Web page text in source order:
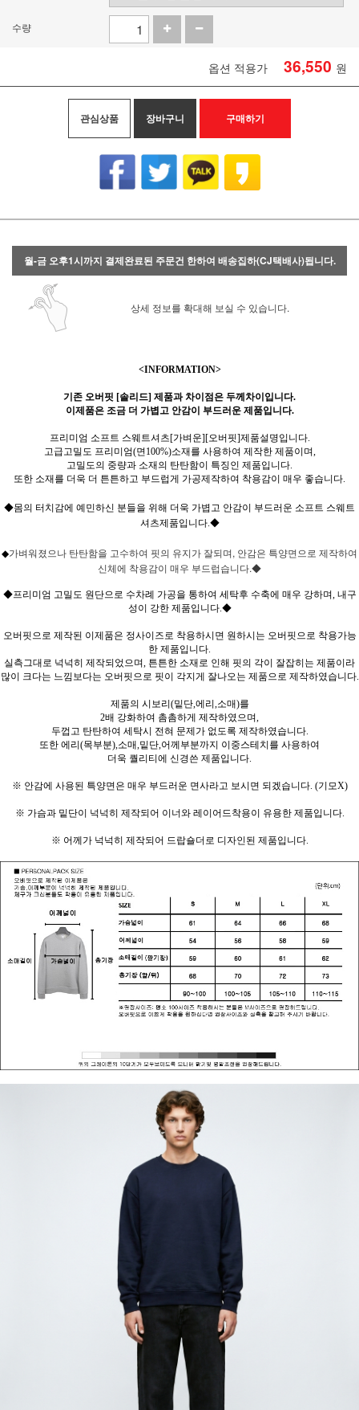
수량
옵션 적용가 36,550 원
관심상품 장바구니 구매하기
월-금 오후1시까지 결제완료된 주문건 한하여 배송집하(CJ택배사)됩니다.
상세 정보를 확대해 보실 수 있습니다.
<INFORMATION>
기존 오버핏 [솔리드] 제품과 차이점은 두께차이입니다.
이제품은 조금 더 가볍고 안감이 부드러운 제품입니다.
프리미엄 소프트 스웨트셔츠[가벼운][오버핏]제품설명입니다.
고급고밀도 프리미엄(면100%)소재를 사용하여 제작한 제품이며,
고밀도의 중량과 소재의 탄탄함이 특징인 제품입니다.
또한 소재를 더욱 더 튼튼하고 부드럽게 가공제작하여 착용감이 매우 좋습니다.
◆몸의 터치감에 예민하신 분들을 위해 더욱 가볍고 안감이 부드러운 소프트 스웨트
셔츠제품입니다.◆
◆가벼워졌으나 탄탄함을 고수하여 핏의 유지가 잘되며, 안감은 특양면으로 제작하여
신체에 착용감이 매우 부드럽습니다.◆
◆프리미엄 고밀도 원단으로 수차례 가공을 통하여 세탁후 수축에 매우 강하며, 내구
성이 강한 제품입니다.◆
오버핏으로 제작된 이제품은 정사이즈로 착용하시면 원하시는 오버핏으로 착용가능
한 제품입니다.
실측그대로 넉넉히 제작되었으며, 튼튼한 소재로 인해 핏의 각이 잘잡히는 제품이라
많이 크다는 느낌보다는 오버핏으로 핏이 각지게 잘나오는 제품으로 제작하였습니다.
제품의 시보리(밑단,에리,소매)를
2배 강화하여 촘촘하게 제작하였으며,
두껍고 탄탄하여 세탁시 전혀 문제가 없도록 제작하였습니다.
또한 에리(목부분),소매,밑단,어께부분까지 이중스테치를 사용하여
더욱 퀄리티에 신경쓴 제품입니다.
※ 안감에 사용된 특양면은 매우 부드러운 면사라고 보시면 되겠습니다. (기모X)
※ 가슴과 밑단이 넉넉히 제작되어 이너와 레이어드착용이 유용한 제품입니다.
※ 어께가 넉넉히 제작되어 드랍숄더로 디자인된 제품입니다.